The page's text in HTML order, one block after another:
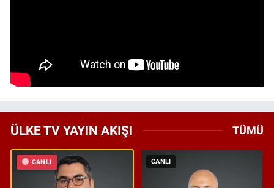
ÜLKE TV YAYIN AKIŞI TÜMÜ
CANLI CANLI